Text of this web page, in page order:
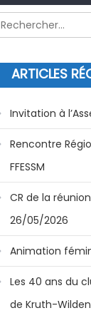
Rechercher :
ARTICLES
Invitation à
Rencontre
FFESSM
CR de la
26/05/2026
Animation
Les 40 ans du
de Kruth-